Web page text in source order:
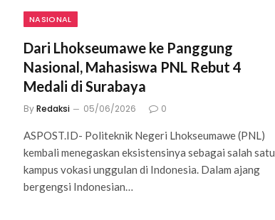
NASIONAL
Dari Lhokseumawe ke Panggung
Nasional, Mahasiswa PNL Rebut 4
Medali di Surabaya
ByRedaksi 05/06/2026 0
ASPOST.ID- Politeknik Negeri Lhokseumawe (PNL)
kembali menegaskan eksistensinya sebagai salah satu
kampus vokasi unggulan di Indonesia. Dalam ajang
bergengsi Indonesian…